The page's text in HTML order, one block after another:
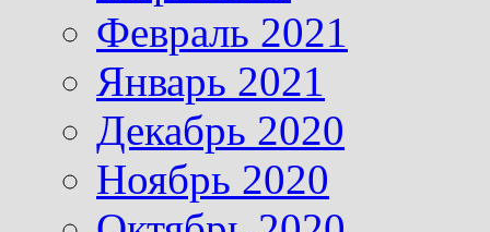
Февраль 2021
Январь 2021
Декабрь 2020
Ноябрь 2020